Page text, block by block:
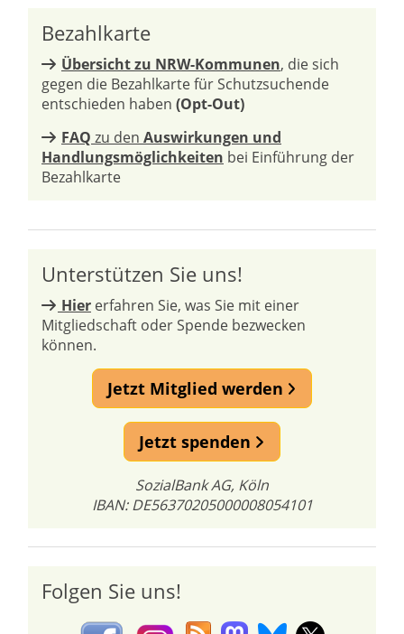
Bezahlkarte
Übersicht zu NRW-Kommunen, die sich
gegen die Bezahlkarte für Schutzsuchende
entschieden haben (Opt-Out)
FAQ zu den Auswirkungen und
Handlungsmöglichkeiten bei Einführung der
Bezahlkarte
Unterstützen Sie uns!
Hier erfahren Sie, was Sie mit einer
Mitgliedschaft oder Spende bezwecken
können.
Jetzt Mitglied werden
Jetzt spenden
SozialBank AG, Köln
IBAN: DE56370205000008054101
Folgen Sie uns!